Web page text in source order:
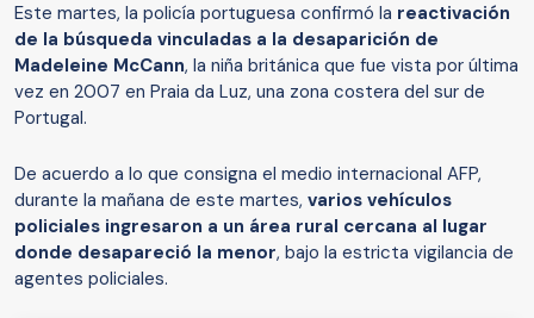
Este martes, la policía portuguesa confirmó la reactivación
de la búsqueda vinculadas a la desaparición de
Madeleine McCann, la niña británica que fue vista por última
vez en 2007 en Praia da Luz, una zona costera del sur de
Portugal.
De acuerdo a lo que consigna el medio internacional AFP,
durante la mañana de este martes, varios vehículos
policiales ingresaron a un área rural cercana al lugar
donde desapareció la menor, bajo la estricta vigilancia de
agentes policiales.